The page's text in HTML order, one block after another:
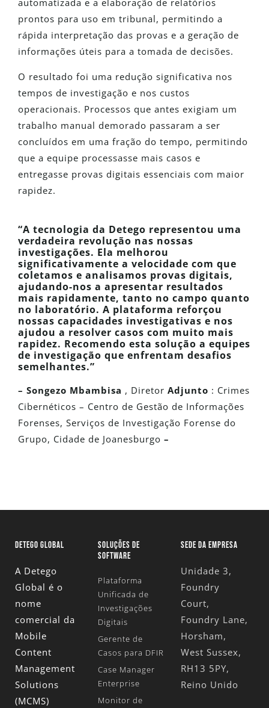
automatizada e a elaboração de relatórios
prontos para uso em tribunal, permitindo a
rápida interpretação das provas e a geração de
informações úteis para a tomada de decisões.
O resultado foi uma redução significativa nos
tempos de investigação e nos custos
operacionais. Processos que antes exigiam um
trabalho manual demorado passaram a ser
concluídos em uma fração do tempo, permitindo
que a equipe processasse mais casos e
entregasse provas digitais essenciais com maior
rapidez.
“A tecnologia da Detego representou uma
verdadeira revolução nas nossas
investigações. Ela melhorou
significativamente a velocidade com que
coletamos e analisamos provas digitais,
ajudando-nos a apresentar resultados
mais rapidamente, tanto no campo quanto
no laboratório. A plataforma reforçou
nossas capacidades investigativas e nos
ajudou a resolver casos com muito mais
rapidez. Recomendo esta solução a equipes
de investigação que enfrentam desafios
semelhantes.”
– Songezo Mbambisa , Diretor Adjunto : Crimes
Cibernéticos – Centro de Gestão de Informações
Forenses, Serviços de Investigação Forense do
Grupo, Cidade de Joanesburgo –
DETEGO GLOBAL
A Detego
Global é o
nome
comercial da
Mobile
Content
Management
Solutions
(MCMS)
SOLUÇÕES DE
SOFTWARE
Plataforma
Unificada de
Investigações
Digitais
Gerente de
Casos para DFIR
Case Manager
Enterprise
Monitor de
SEDE DA EMPRESA
Unidade 3,
Foundry
Court,
Foundry Lane,
Horsham,
West Sussex,
RH13 5PY,
Reino Unido